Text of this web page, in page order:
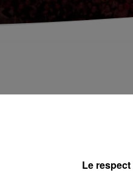
pour la dernière date du
plus de deux heures, sur la
soirée ! Le